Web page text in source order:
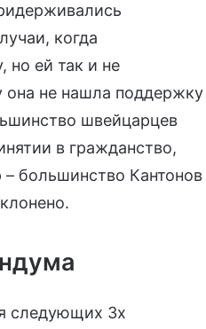
когда
но ей так и не
она не нашла поддержку
швейцарцев
в гражданство,
большинство Кантонов
следующих 3х